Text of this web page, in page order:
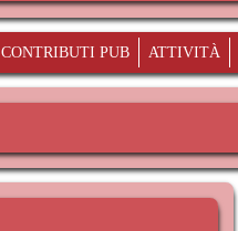
CONTRIBUTI PUB ATTIVITÀ